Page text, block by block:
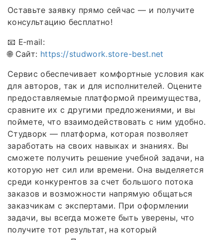
Оставьте заявку прямо сейчас — и получите
консультацию бесплатно!
📧 E‑mail:
🌐 Сайт: https://studwork.store-best.net
Сервис обеспечивает комфортные условия как
для авторов, так и для исполнителей. Оцените
предоставляемые платформой преимущества,
сравните их с другими предложениями, и вы
поймете, что взаимодействовать с ним удобно.
Студворк — платформа, которая позволяет
заработать на своих навыках и знаниях. Вы
сможете получить решение учебной задачи, на
которую нет сил или времени. Она выделяется
среди конкурентов за счет большого потока
заказов и возможности напрямую общаться
заказчикам с экспертами. При оформлении
задачи, вы всегда можете быть уверены, что
получите тот результат, на который